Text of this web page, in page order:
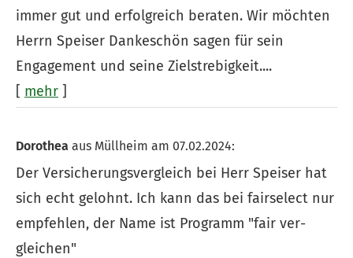
immer gut und erfolgreich beraten. Wir möchten
Herrn Speiser Dankeschön sagen für sein
Engagement und seine Zielstrebigkeit....
[ mehr ]
Dorothea aus Müllheim am 07.02.2024:
Der Versicherungsvergleich bei Herr Speiser hat
sich echt gelohnt. Ich kann das bei fairselect nur
empfehlen, der Name ist Programm "fair ver­
gleichen"